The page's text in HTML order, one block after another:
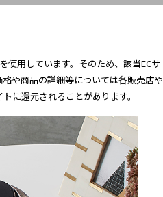
使用しています。そのため、該当ECサ
や商品の詳細等については各販売店や
に還元されることがあります。